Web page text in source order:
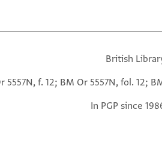
British
5557N, f. 12; BM Or 5557N, fol. 12;
In PGP since